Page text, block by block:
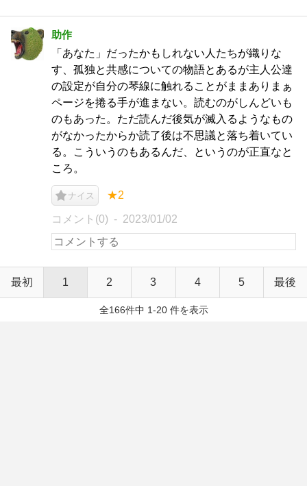
助作
「あなた」だったかもしれない人たちが織りな
す、孤独と共感についての物語とあるが主人公達
の設定が自分の琴線に触れることがままありまぁ
ページを捲る手が進まない。読むのがしんどいも
のもあった。ただ読んだ後気が滅入るようなもの
がなかったからか読了後は不思議と落ち着いてい
る。こういうのもあるんだ、というのが正直なと
ころ。
ナイス ★2
コメント(0) 2023/01/02
最初 1 2 3 4 5 最後
全166件中 1-20 件を表示